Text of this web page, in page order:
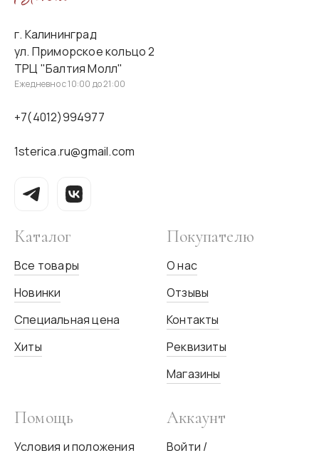
г. Калининград
ул. Приморское кольцо 2
ТРЦ "Балтия Молл"
Ежедневно с 10:00 до 21:00
+7(4012)994977
1sterica.ru@gmail.com
Каталог
Все товары
Новинки
Специальная цена
Хиты
Покупателю
О нас
Отзывы
Контакты
Реквизиты
Магазины
Помощь
Условия и положения
Аккаунт
Войти /